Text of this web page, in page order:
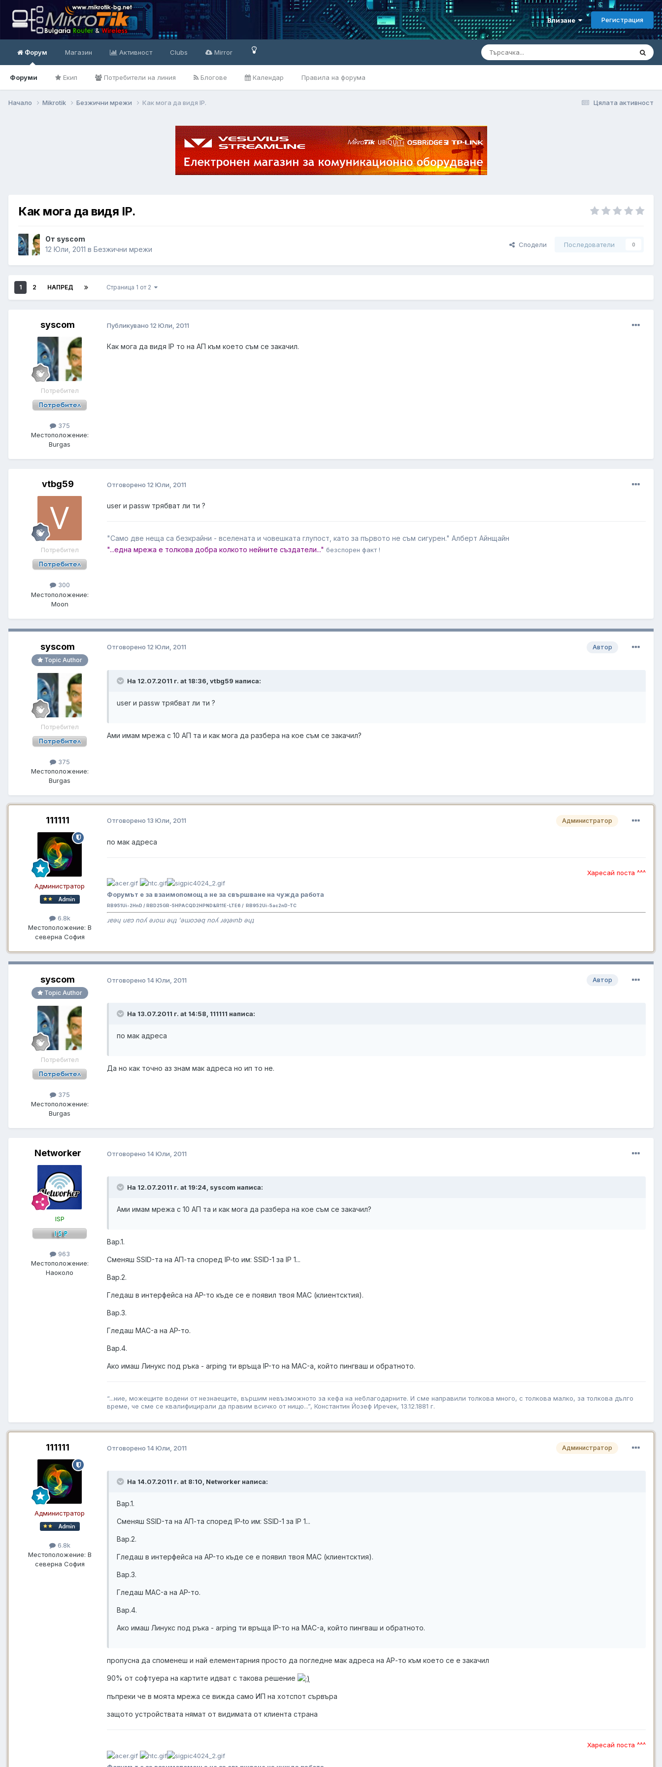
Влизане Регистрация
Форум
Форуми Екип Потребители на линия Блогове Календар Правила на форума
Магазин Активност Clubs Mirror
Цялата активност
Начало Mikrotik Безжични мрежи Как мога да видя IP.
Как мога да видя IP.
От syscom
12 Юли, 2011 в Безжични мрежи
Сподели Последователи 0
1 2 НАПРЕД Страница 1 от 2
syscom
Потребител
375
Местоположение:
Burgas
Публикувано 12 Юли, 2011
Как мога да видя IP то на АП към което съм се закачил.
vtbg59
Потребител
300
Местоположение:
Moon
Отговорено 12 Юли, 2011
user и passw трябват ли ти ?
"Само две неща са безкрайни - вселената и човешката глупост, като за първото не съм сигурен." Алберт Айнщайн
"...една мрежа е толкова добра колкото нейните създатели..." безспорен факт !
syscom
Topic Author
Потребител
375
Местоположение:
Burgas
Автор
Отговорено 12 Юли, 2011
На 12.07.2011 г. at 18:36, vtbg59 написа:
user и passw трябват ли ти ?
Ами имам мрежа с 10 АП та и как мога да разбера на кое съм се закачил?
111111
Администратор
6.8k
Местоположение: В
северна София
Администратор
Отговорено 13 Юли, 2011
по мак адреса
Харесай поста ^^^
Форумът е за взаимопомощ а не за свършване на чужда работа
RB951Ui-2HnD / RBD25GR-5HPACQD2HPND&R11E-LTE6 / RB952Ui-5ac2nD-TC
ɹɐǝɥ uɐɔ noʎ ǝɹoɯ ǝɥʇ 'ǝɯoɔǝq noʎ ɹǝʇǝınb ǝɥʇ
syscom
Topic Author
Потребител
375
Местоположение:
Burgas
Автор
Отговорено 14 Юли, 2011
На 13.07.2011 г. at 14:58, 111111 написа:
по мак адреса
Да но как точно аз знам мак адреса но ип то не.
Networker
ISP
963
Местоположение:
Наоколо
Отговорено 14 Юли, 2011
На 12.07.2011 г. at 19:24, syscom написа:
Ами имам мрежа с 10 АП та и как мога да разбера на кое съм се закачил?
Вар.1.
Сменяш SSID-та на АП-та според IP-to им: SSID-1 за IP 1...
Вар.2.
Гледаш в интерфейса на AP-то къде се е появил твоя MAC (клиентсктия).
Вар.3.
Гледаш MAC-а на AP-то.
Вар.4.
Ако имаш Линукс под ръка - arping ти връща IP-то на MAC-а, който пингваш и обратното.
“...ние, можещите водени от незнаещите, вършим невъзможното за кефа на неблагодарните. И сме направили толкова много, с толкова малко, за толкова дълго
време, че сме се квалифицирали да правим всичко от нищо...”, Константин Йозеф Иречек, 13.12.1881 г.
111111
Администратор
6.8k
Местоположение: В
северна София
Администратор
Отговорено 14 Юли, 2011
На 14.07.2011 г. at 8:10, Networker написа:
Вар.1.
Сменяш SSID-та на АП-та според IP-to им: SSID-1 за IP 1...
Вар.2.
Гледаш в интерфейса на AP-то къде се е появил твоя MAC (клиентсктия).
Вар.3.
Гледаш MAC-а на AP-то.
Вар.4.
Ако имаш Линукс под ръка - arping ти връща IP-то на MAC-а, който пингваш и обратното.
пропусна да споменеш и най елементарния просто да погледне мак адреса на АР-то към което се е закачил
90% от софтуера на картите идват с такова решение
пъпреки че в моята мрежа се вижда само ИП на хотспот сървъра
защото устройствата нямат от видимата от клиента страна
Харесай поста ^^^